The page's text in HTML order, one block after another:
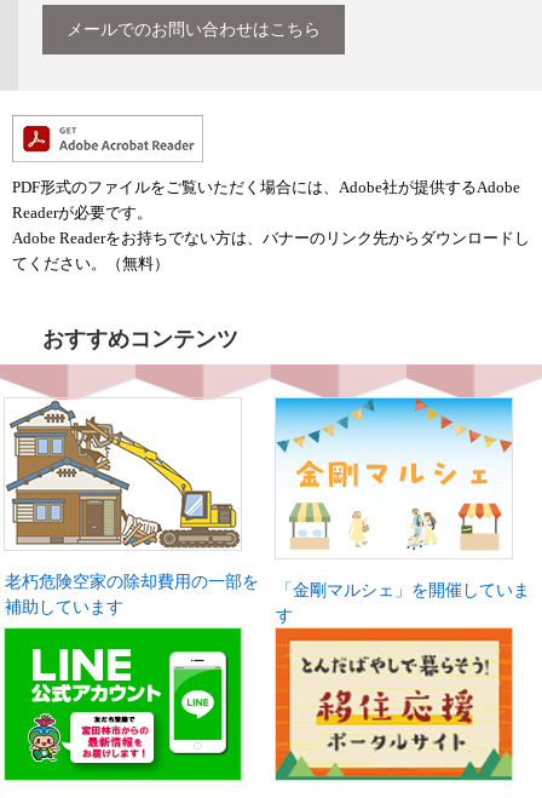
メールでのお問い合わせはこちら
PDF形式のファイルをご覧いただく場合には、Adobe社が提供するAdobe
Readerが必要です。
Adobe Readerをお持ちでない方は、バナーのリンク先からダウンロードし
てください。（無料）
おすすめコンテンツ
老朽危険空家の除却費用の一部を
補助しています
「金剛マルシェ」を開催していま
す